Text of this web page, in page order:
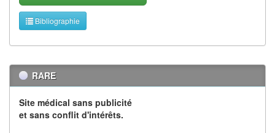
Bibliographie
RARE
Site médical sans publicité
et sans conflit d'intérêts.